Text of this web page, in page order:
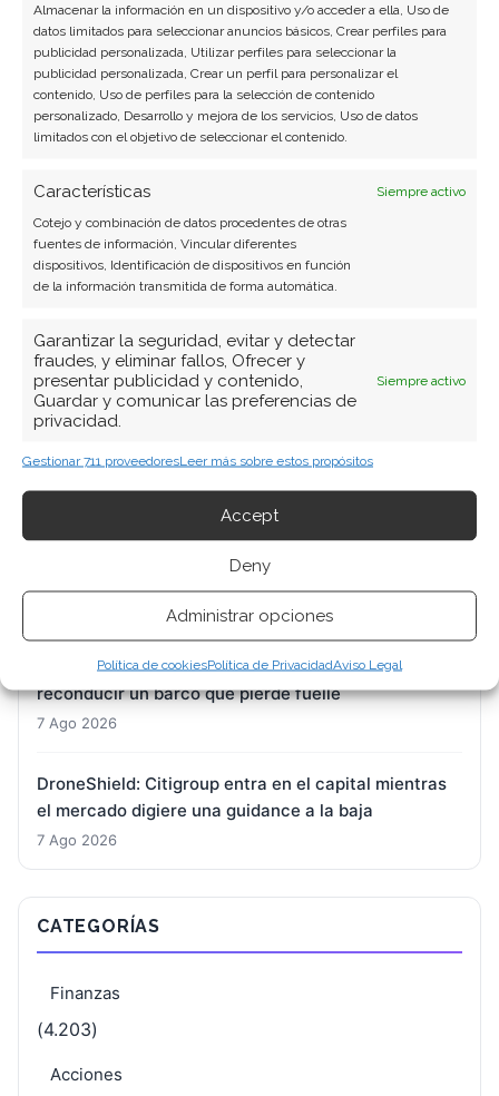
Almacenar la información en un dispositivo y/o acceder a ella, Uso de
datos limitados para seleccionar anuncios básicos, Crear perfiles para
publicidad personalizada, Utilizar perfiles para seleccionar la
publicidad personalizada, Crear un perfil para personalizar el
contenido, Uso de perfiles para la selección de contenido
personalizado, Desarrollo y mejora de los servicios, Uso de datos
limitados con el objetivo de seleccionar el contenido.
Características
Siempre activo
Cotejo y combinación de datos procedentes de otras
fuentes de información, Vincular diferentes
dispositivos, Identificación de dispositivos en función
de la información transmitida de forma automática.
Garantizar la seguridad, evitar y detectar
fraudes, y eliminar fallos, Ofrecer y
presentar publicidad y contenido,
Guardar y comunicar las preferencias de
privacidad.
Siempre activo
Gestionar 711 proveedoresLeer más sobre estos propósitos
Accept
Deny
Administrar opciones
Política de cookiesPolítica de PrivacidadAviso Legal
BUSCAR
ARTÍCULOS RECIENTES
la prudencia de los insiders
8 Ago 2026
Micron: la memoria que vende todo su futuro
mientras el mercado castiga su presente
7 Ago 2026
BioNTech: Oelkers toma el timón con la misión de
reconducir un barco que pierde fuelle
7 Ago 2026
DroneShield: Citigroup entra en el capital mientras
el mercado digiere una guidance a la baja
7 Ago 2026
CATEGORÍAS
Finanzas
(4.203)
Acciones